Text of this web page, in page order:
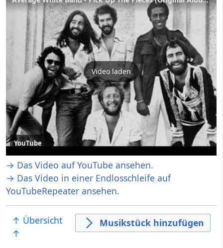
Video laden
YouTube
→ Das Video auf YouTube ansehen.
→ Das Video in einer Endlosschleife auf
YouTubeRepeater ansehen.
↑ Übersicht
↑
Musikstück hinzufügen